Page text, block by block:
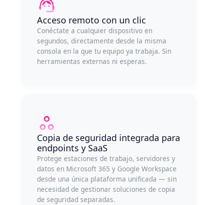
Acceso remoto con un clic
Conéctate a cualquier dispositivo en
segundos, directamente desde la misma
consola en la que tu equipo ya trabaja. Sin
herramientas externas ni esperas.
Copia de seguridad integrada para
endpoints y SaaS
Protege estaciones de trabajo, servidores y
datos en Microsoft 365 y Google Workspace
desde una única plataforma unificada — sin
necesidad de gestionar soluciones de copia
de seguridad separadas.